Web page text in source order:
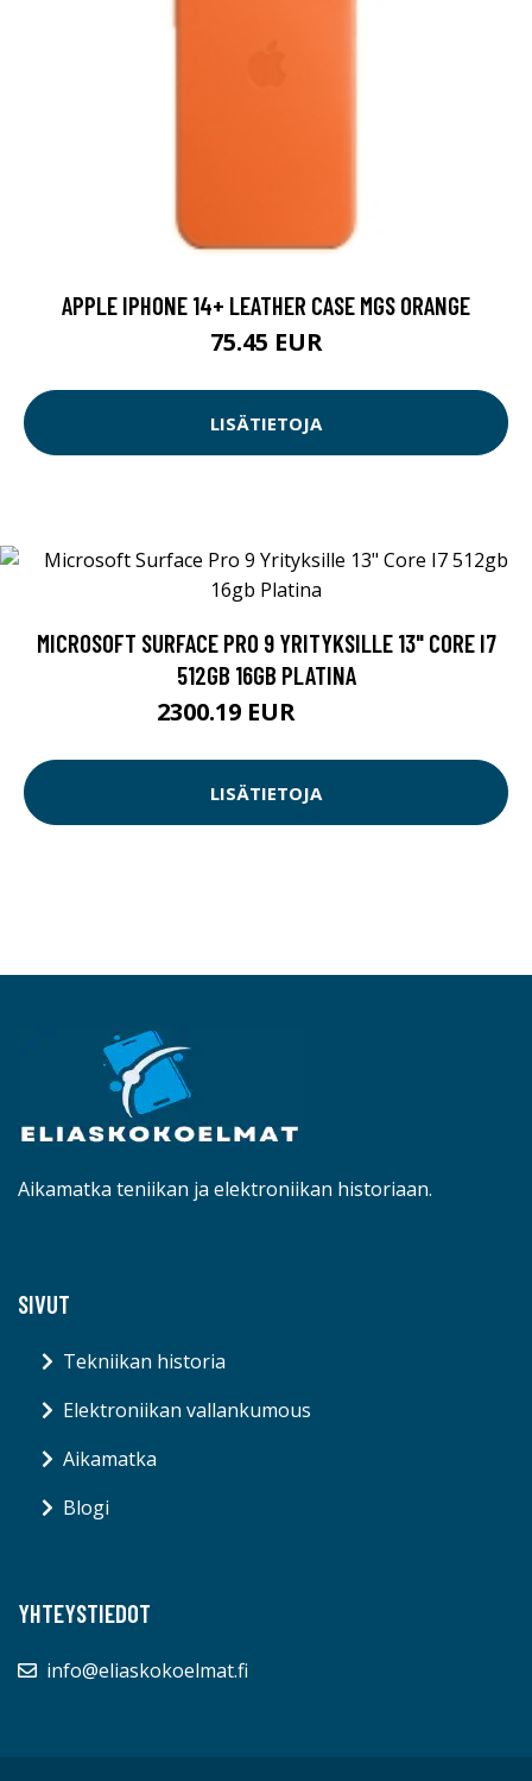
APPLE IPHONE 14+ LEATHER CASE MGS ORANGE
75.45 EUR
LISÄTIETOJA
MICROSOFT SURFACE PRO 9 YRITYKSILLE 13" CORE I7
512GB 16GB PLATINA
2300.19 EUR
LISÄTIETOJA
Aikamatka teniikan ja elektroniikan historiaan.
SIVUT
Tekniikan historia
Elektroniikan vallankumous
Aikamatka
Blogi
YHTEYSTIEDOT
info@eliaskokoelmat.fi